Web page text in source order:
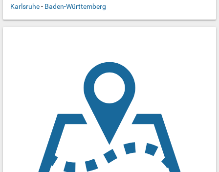
Karlsruhe- Baden-Württemberg